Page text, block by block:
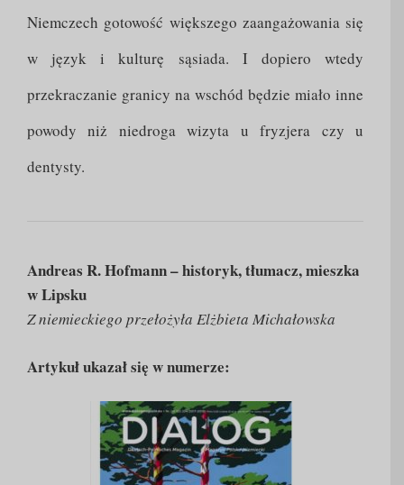
Niemczech gotowość większego zaangażowania się
w język i kulturę sąsiada. I dopiero wtedy
przekraczanie granicy na wschód będzie miało inne
powody niż niedroga wizyta u fryzjera czy u
dentysty.
Andreas R. Hofmann – historyk, tłumacz, mieszka
w Lipsku
Z niemieckiego przełożyła Elżbieta Michałowska
Artykuł ukazał się w numerze: